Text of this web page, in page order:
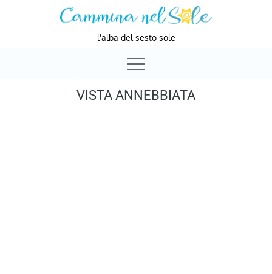
l'alba del sesto sole
VISTA ANNEBBIATA